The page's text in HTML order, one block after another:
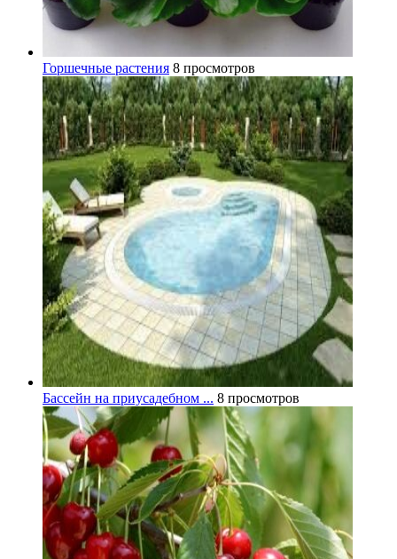
Горшечные растения 8 просмотров
Бассейн на приусадебном ... 8 просмотров